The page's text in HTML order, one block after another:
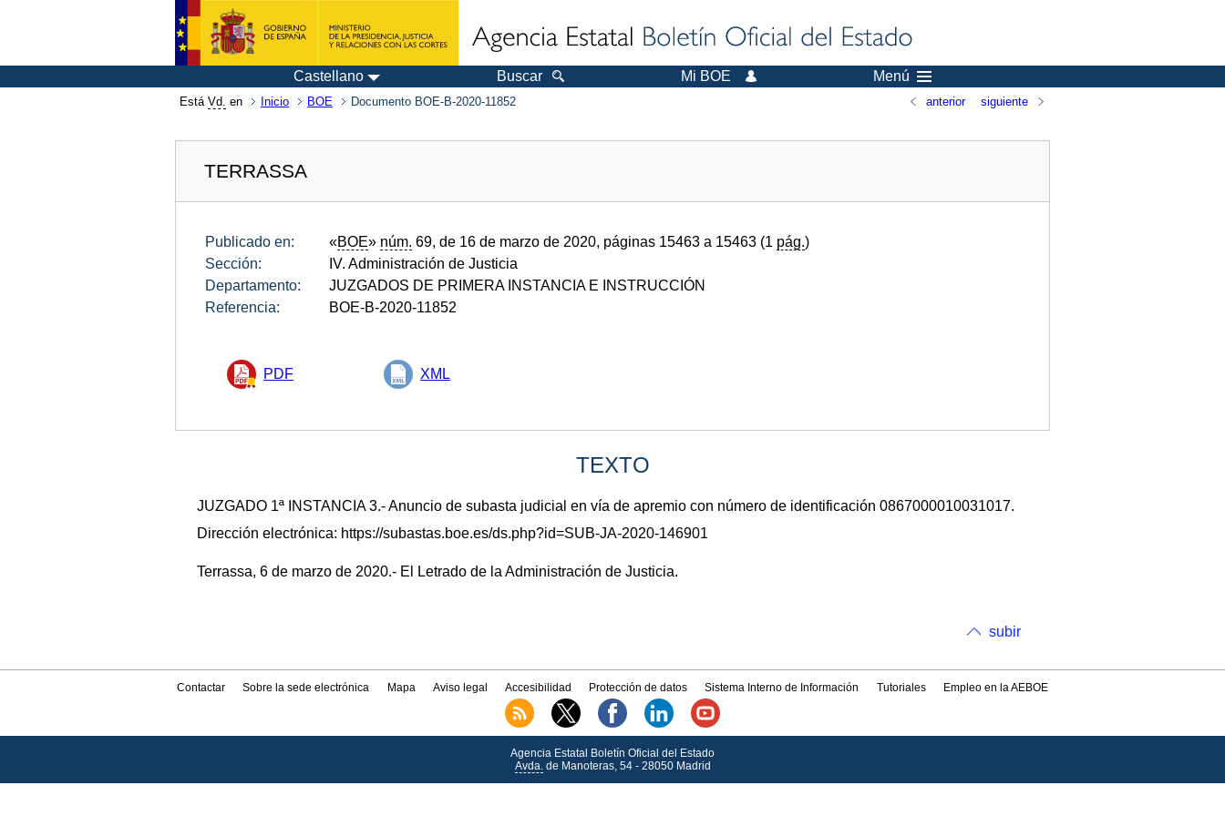
Castellano Buscar Mi BOE Menú
Está Vd. en Inicio BOE Documento BOE-B-2020-11852 anterior siguiente
TERRASSA
Publicado en: «BOE» núm. 69, de 16 de marzo de 2020, páginas 15463 a 15463 (1 pág.)
Sección:
IV. Administración de Justicia
Departamento:
JUZGADOS DE PRIMERA INSTANCIA E INSTRUCCIÓN
Referencia:
BOE-B-2020-11852
PDF XML
TEXTO
JUZGADO 1ª INSTANCIA 3.- Anuncio de subasta judicial en vía de apremio con número de identificación 0867000010031017.
Dirección electrónica: https://subastas.boe.es/ds.php?id=SUB-JA-2020-146901
Terrassa, 6 de marzo de 2020.- El Letrado de la Administración de Justicia.
subir
Contactar Sobre la sede electrónica Mapa Aviso legal Accesibilidad Protección de datos Sistema Interno de Información Tutoriales Empleo en la AEBOE
Agencia Estatal Boletín Oficial del Estado
Avda.de Manoteras, 54 - 28050 Madrid